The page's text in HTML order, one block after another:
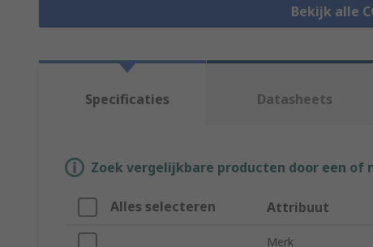
Bekijk alle
Specificaties Datasheets
Zoek vergelijkbare producten door een of
Alles selecteren Attribuut
Merk